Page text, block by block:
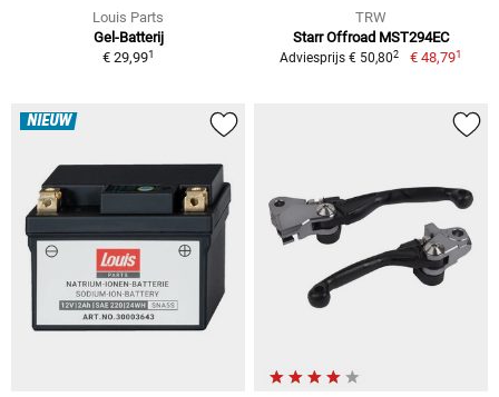
Louis Parts
Gel-Batterij
€ 29,991
TRW
Starr Offroad MST294EC
Adviesprijs € 50,802 € 48,791
NIEUW